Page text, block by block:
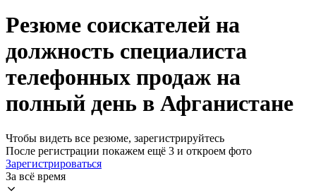
Резюме соискателей на
должность специалиста
телефонных продаж на
полный день в Афганистане
Чтобы видеть все резюме, зарегистрируйтесь
После регистрации покажем ещё 3 и откроем фото
Зарегистрироваться
За всё время